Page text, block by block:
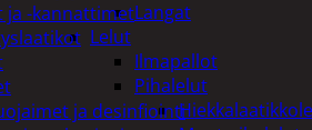
Langat
Lelut
Ilmapallot
Pihalelut
ja -kannattimet
ja desinfiointi